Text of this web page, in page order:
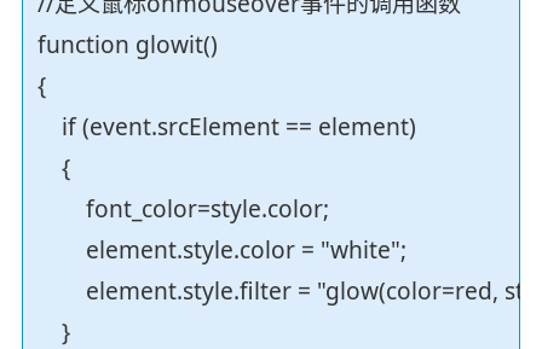
function glowit()
{
if (event.srcElement == element)
{
font_color=style.color;
element.style.color = "white";
element.style.filter = "glow(color=red,
}